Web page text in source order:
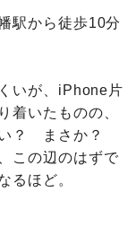
駅から徒歩10分
いが、iPhone片
着いたものの、
い？ まさか？
この辺のはずで
るほど。